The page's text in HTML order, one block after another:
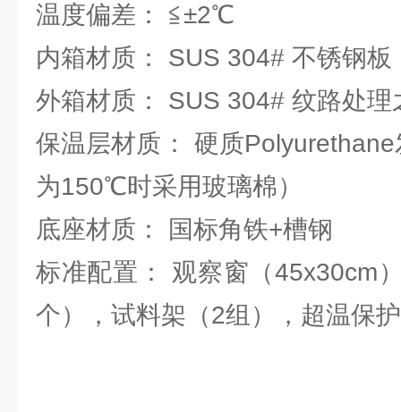
温度偏差： ≦±2℃
内箱材质： SUS 304# 不锈钢板
外箱材质： SUS 304# 纹路处理
保温层材质： 硬质
为150℃时采用玻璃棉）
底座材质： 国标角铁+槽钢
标准配置： 观察窗（45x30cm
个），试料架（2组），超温保